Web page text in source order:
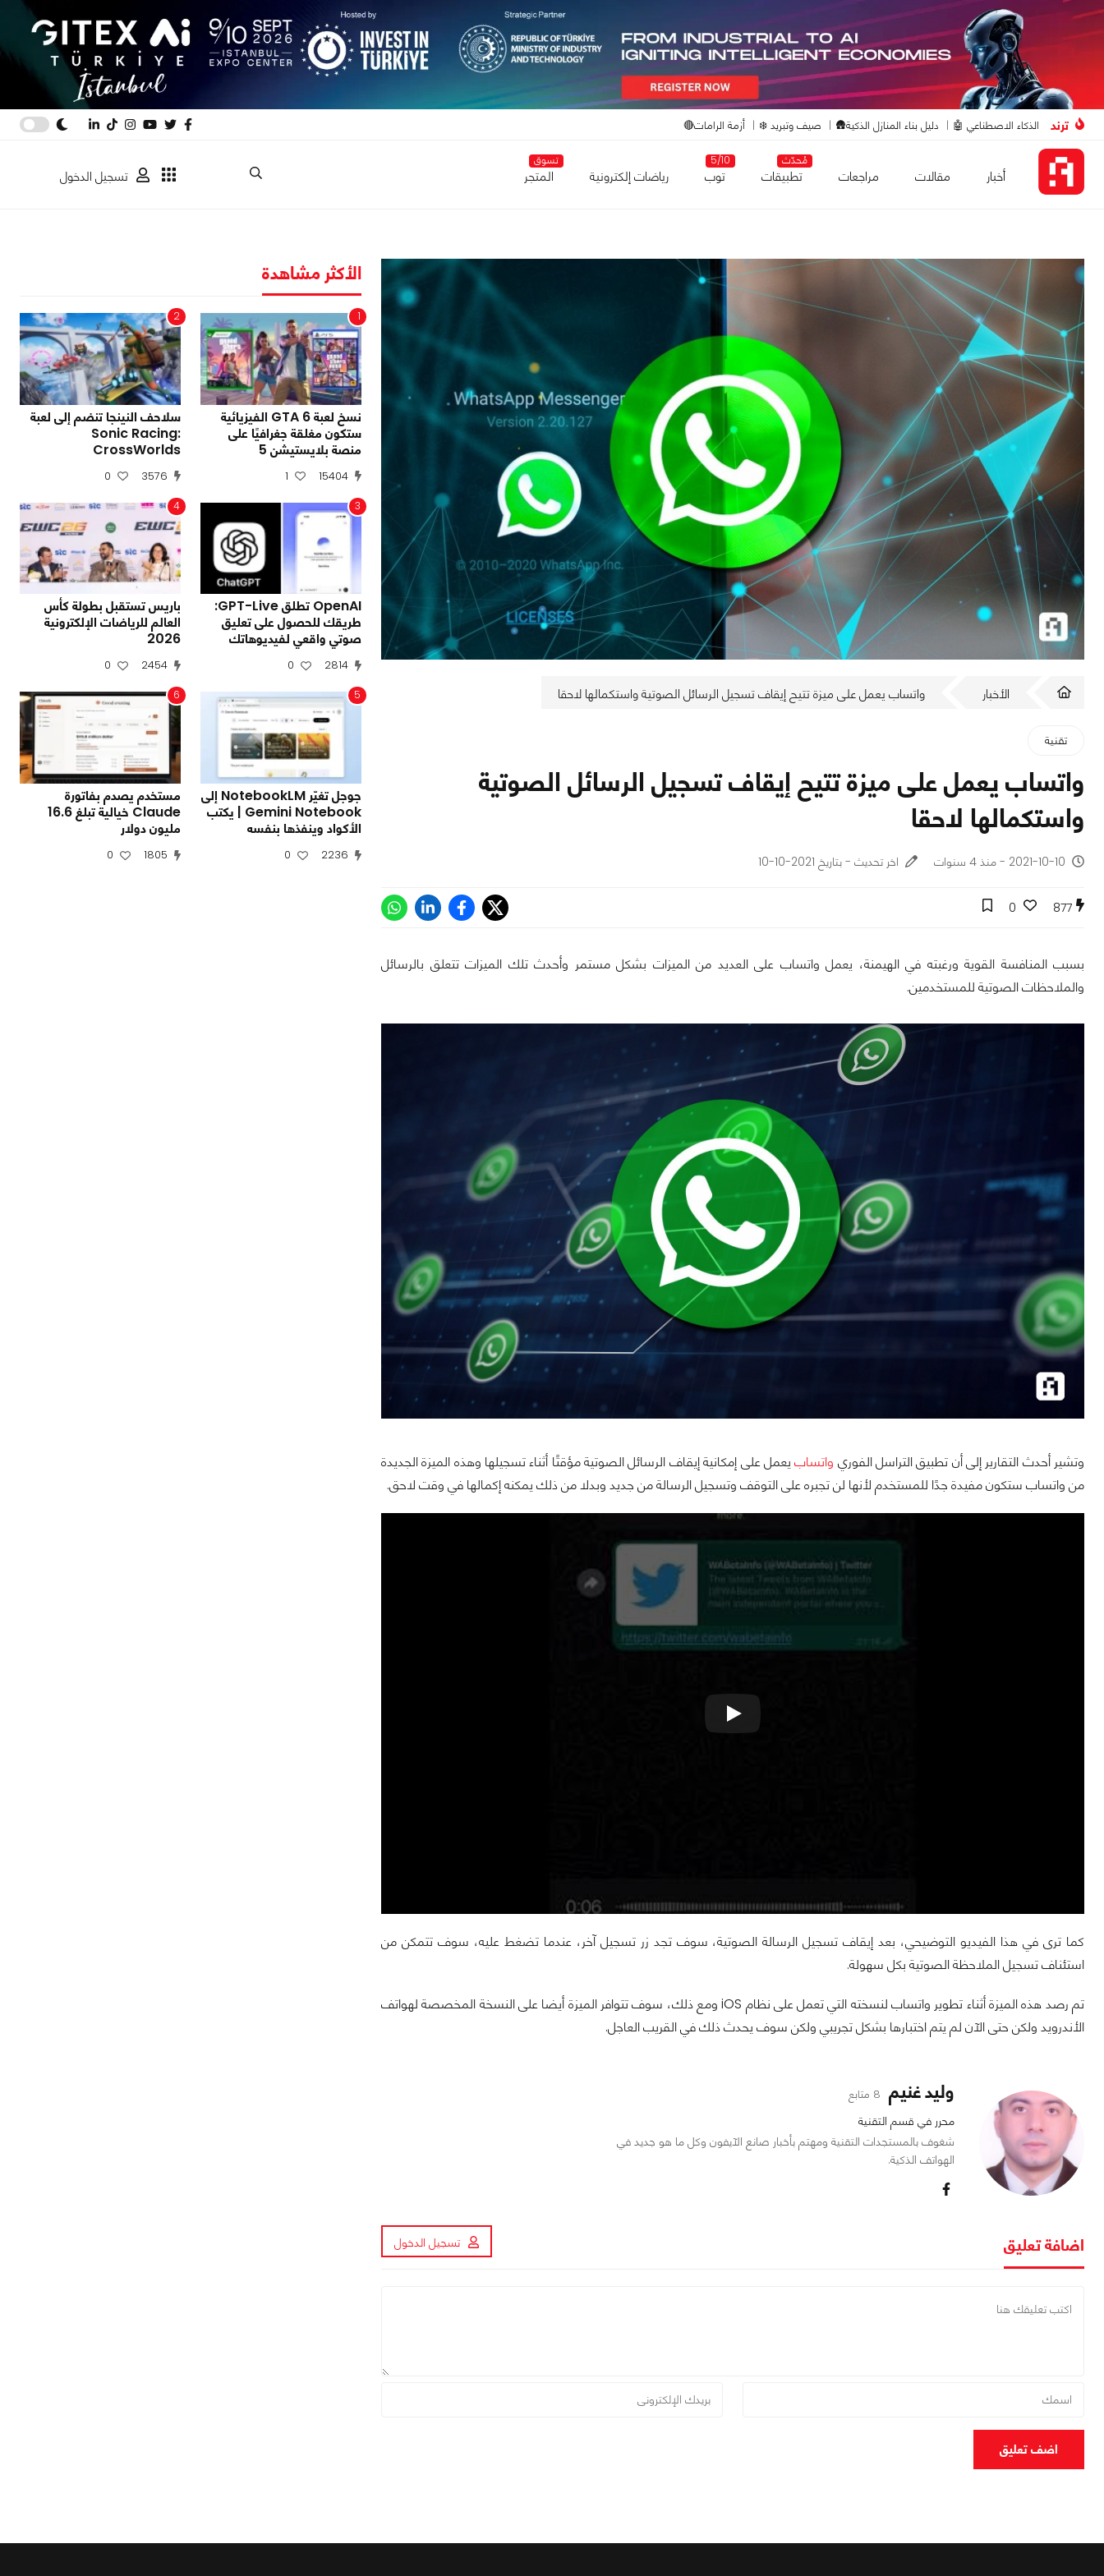
ترند الذكاء الاصطناعي 🤖 دليل بناء المنازل الذكية🛖 صيف وتبريد ❄️ أزمة الرامات🔴
أخبار مقالات مراجعات
مُحدّث
تطبيقات
5/10
توب رياضات إلكترونية
تسوق
المتجر تسجيل الدخول
الأخبار واتساب يعمل على ميزة تتيح إيقاف تسجيل الرسائل الصوتية واستكمالها لاحقا
تقنية
واتساب يعمل على ميزة تتيح إيقاف تسجيل الرسائل الصوتية
واستكمالها لاحقا
2021-10-10 - منذ 4 سنوات اخر تحديث - بتاريخ 2021-10-10
877
0
بسبب المنافسة القوية ورغبته في الهيمنة، يعمل واتساب على العديد من الميزات بشكل مستمر وأحدث تلك الميزات تتعلق بالرسائل
والملاحظات الصوتية للمستخدمين.
وتشير أحدث التقارير إلى أن تطبيق التراسل الفوري واتسابيعمل على إمكانية إيقاف الرسائل الصوتية مؤقتًا أثناء تسجيلها وهذه الميزة الجديدة
من واتساب ستكون مفيدة جدًا للمستخدم لأنها لن تجبره على التوقف وتسجيل الرسالة من جديد وبدلا من ذلك يمكنه إكمالها في وقت لاحق.
كما ترى في هذا الفيديو التوضيحي، بعد إيقاف تسجيل الرسالة الصوتية، سوف تجد زر تسجيل آخر، عندما تضغط عليه، سوف تتمكن من
استئناف تسجيل الملاحظة الصوتية بكل سهولة.
تم رصد هذه الميزة أثناء تطوير واتساب لنسخته التي تعمل على نظام iOS ومع ذلك، سوف تتوافر الميزة أيضا على النسخة المخصصة لهواتف
الأندرويد ولكن حتى الآن لم يتم اختبارها بشكل تجريبي ولكن سوف يحدث ذلك في القريب العاجل.
وليد غنيم 8 متابع
محرر في قسم التقنية
شغوف بالمستجدات التقنية ومهتم بأخبار صانع الآيفون وكل ما هو جديد في
الهواتف الذكية.
اضافة تعليق تسجيل الدخول
اضف تعليق
الأكثر مشاهدة
1
نسخ لعبة GTA 6 الفيزيائية
ستكون مغلقة جغرافيًا على
منصة بلايستيشن 5
15404
1
2
سلاحف النينجا تنضم إلى لعبة
Sonic Racing:
CrossWorlds
3576
0
3
OpenAI تطلق GPT-Live:
طريقك للحصول على تعليق
صوتي واقعي لفيديوهاتك
2814
0
4
باريس تستقبل بطولة كأس
العالم للرياضات الإلكترونية
2026
2454
0
5
جوجل تغيّر NotebookLM إلى
Gemini Notebook | يكتب
الأكواد وينفذها بنفسه
2236
0
6
مستخدم يصدم بفاتورة
Claude خيالية تبلغ 16.6
مليون دولار
1805
0